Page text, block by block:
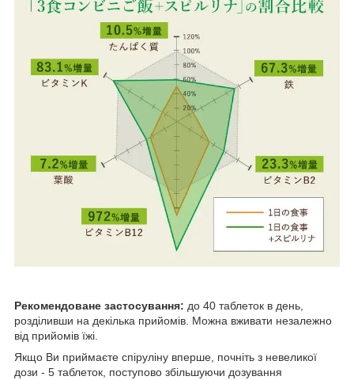
Рекомендоване застосування: до 40 таблеток в день,
розділивши на декілька прийомів. Можна вживати незалежно
від прийомів їжі.
Якщо Ви приймаєте спіруліну вперше, почніть з невеликої
дози - 5 таблеток, поступово збільшуючи дозування